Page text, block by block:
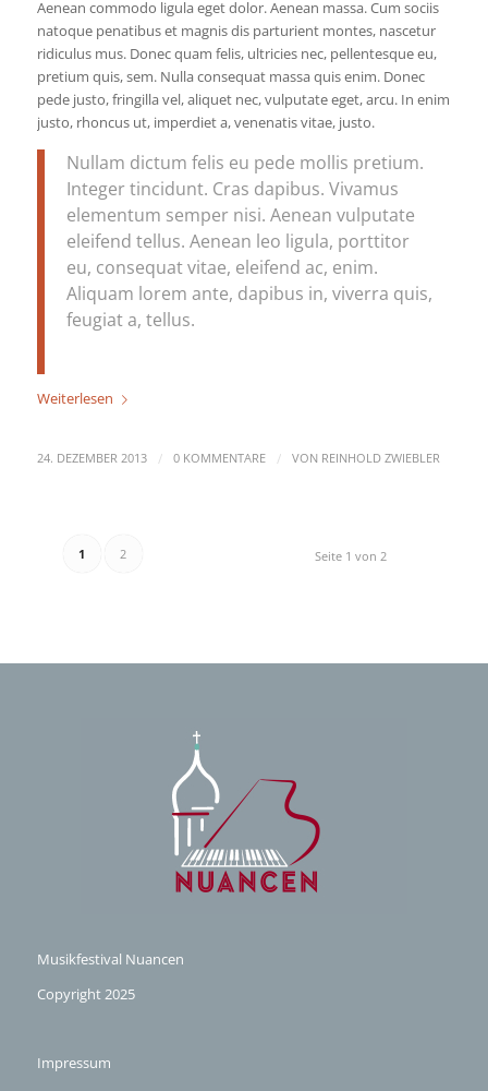
Aenean commodo ligula eget dolor. Aenean massa. Cum sociis
natoque penatibus et magnis dis parturient montes, nascetur
ridiculus mus. Donec quam felis, ultricies nec, pellentesque eu,
pretium quis, sem. Nulla consequat massa quis enim. Donec
pede justo, fringilla vel, aliquet nec, vulputate eget, arcu. In enim
justo, rhoncus ut, imperdiet a, venenatis vitae, justo.
Nullam dictum felis eu pede mollis pretium.
Integer tincidunt. Cras dapibus. Vivamus
elementum semper nisi. Aenean vulputate
eleifend tellus. Aenean leo ligula, porttitor
eu, consequat vitae, eleifend ac, enim.
Aliquam lorem ante, dapibus in, viverra quis,
feugiat a, tellus.
Weiterlesen
24. DEZEMBER 2013 / 0 KOMMENTARE / VON REINHOLD ZWIEBLER
Seite 1 von 2
1 2
Musikfestival Nuancen
Copyright 2025
Impressum